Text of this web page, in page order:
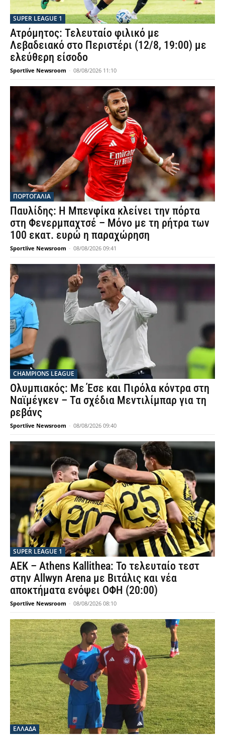
SUPER LEAGUE 1
Ατρόμητος: Τελευταίο φιλικό με
Λεβαδειακό στο Περιστέρι (12/8, 19:00) με
ελεύθερη είσοδο
Sportlive Newsroom - 08/08/2026 11:10
ΠΟΡΤΟΓΑΛΙΑ
Παυλίδης: Η Μπενφίκα κλείνει την πόρτα
στη Φενερμπαχτσέ – Μόνο με τη ρήτρα των
100 εκατ. ευρώ η παραχώρηση
Sportlive Newsroom - 08/08/2026 09:41
CHAMPIONS LEAGUE
Ολυμπιακός: Με Έσε και Πιρόλα κόντρα στη
Ναϊμέγκεν – Τα σχέδια Μεντιλίμπαρ για τη
ρεβάνς
Sportlive Newsroom - 08/08/2026 09:40
SUPER LEAGUE 1
ΑΕΚ – Athens Kallithea: Το τελευταίο τεστ
στην Allwyn Arena με Βιτάλις και νέα
αποκτήματα ενόψει ΟΦΗ (20:00)
Sportlive Newsroom - 08/08/2026 08:10
ΕΛΛΑΔΑ